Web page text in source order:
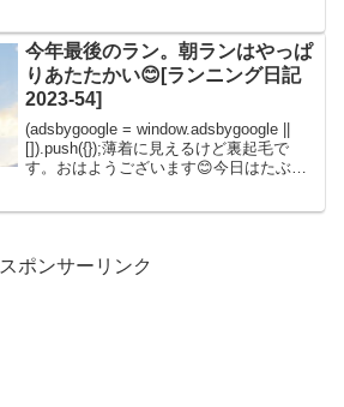
ベ保ち方などもまとめたランニング日記
です。今日のランニングウェア...
今年最後のラン。朝ランはやっぱ
りあたたかい😊[ランニング日記
2023-54]
(adsbygoogle = window.adsbygoogle ||
[]).push({});薄着に見えるけど裏起毛で
す。おはようございます😊今日はたぶん
スポンサーリンク